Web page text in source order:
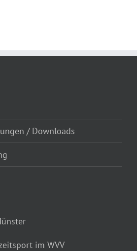
/ Downloads
im WVV